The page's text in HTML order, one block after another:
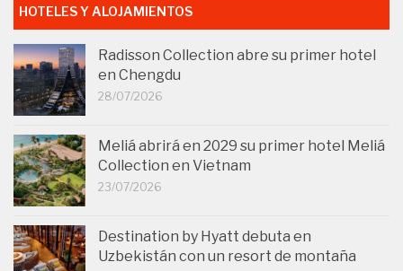
HOTELES Y ALOJAMIENTOS
Radisson Collection abre su primer hotel
en Chengdu
28/07/2026
Meliá abrirá en 2029 su primer hotel Meliá
Collection en Vietnam
23/07/2026
Destination by Hyatt debuta en
Uzbekistán con un resort de montaña